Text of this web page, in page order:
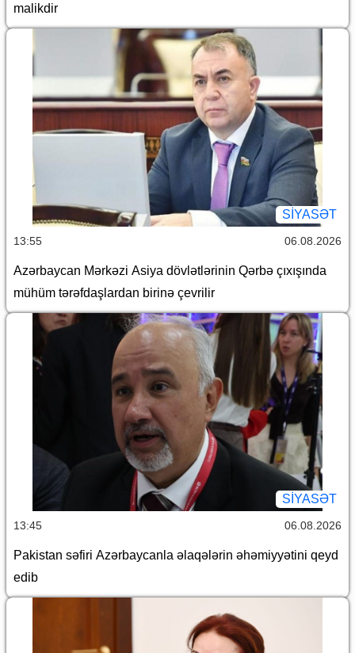
malikdir
SİYASƏT
13:55 06.08.2026
Azərbaycan Mərkəzi Asiya dövlətlərinin Qərbə çıxışında
mühüm tərəfdaşlardan birinə çevrilir
SİYASƏT
13:45 06.08.2026
Pakistan səfiri Azərbaycanla əlaqələrin əhəmiyyətini qeyd
edib